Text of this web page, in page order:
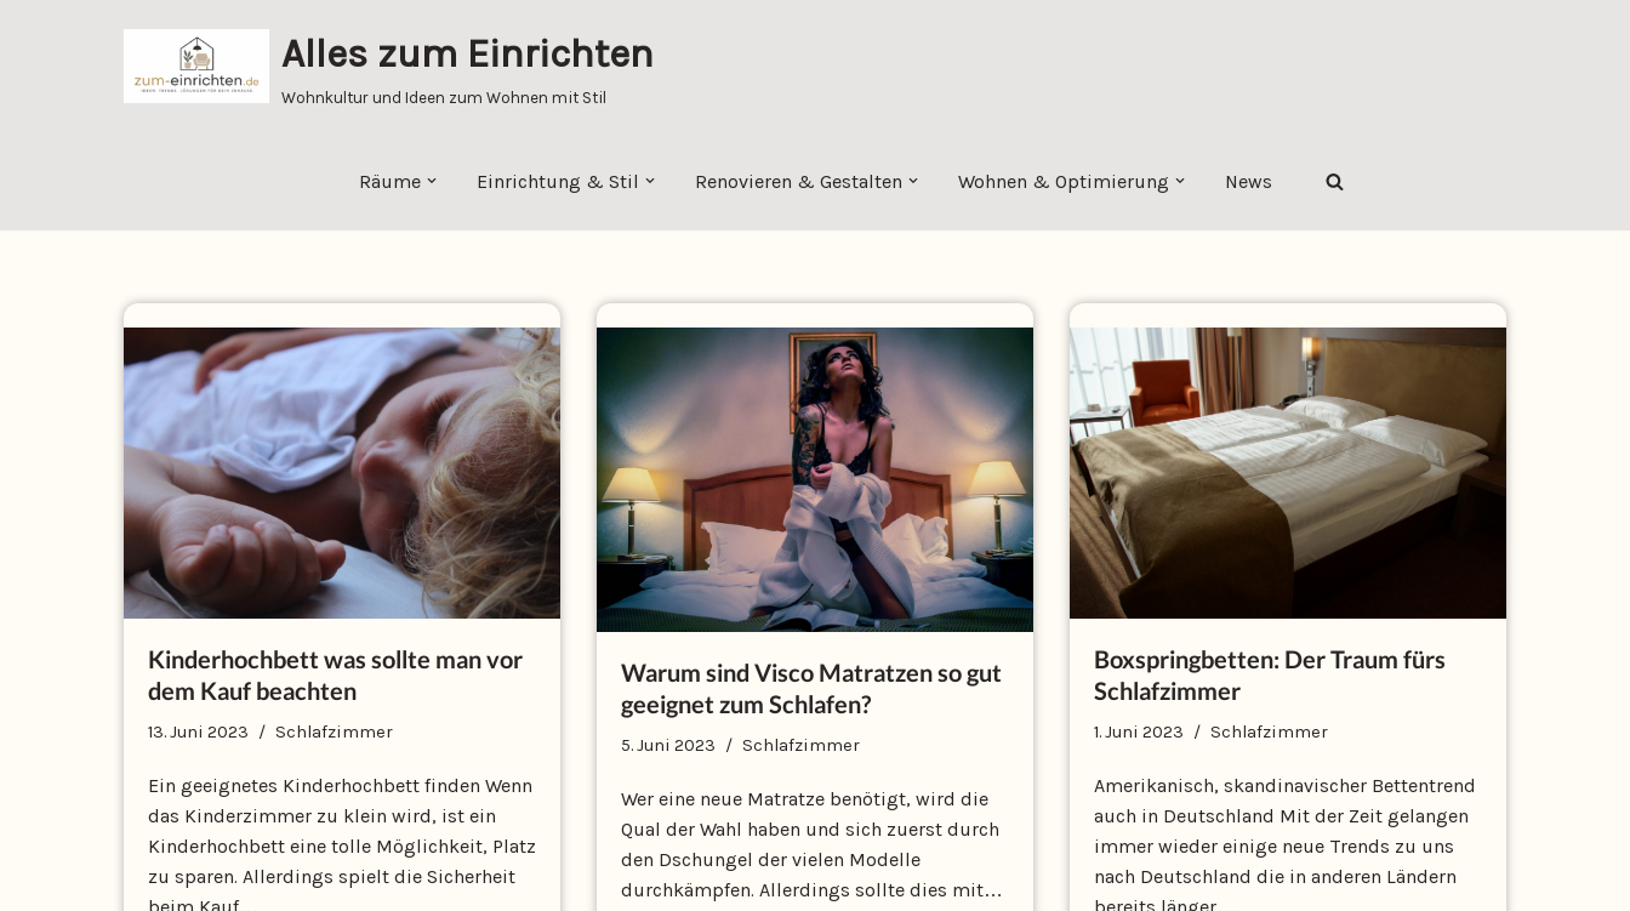
Alles zum Einrichten
Wohnkultur und Ideen zum Wohnen mit Stil
Räume Einrichtung & Stil Renovieren & Gestalten Wohnen & Optimierung News
Kinderhochbett was sollte man vor
dem Kauf beachten
13. Juni 2023 Schlafzimmer
Ein geeignetes Kinderhochbett finden Wenn
das Kinderzimmer zu klein wird, ist ein
Kinderhochbett eine tolle Möglichkeit, Platz
zu sparen. Allerdings spielt die Sicherheit
Warum sind Visco Matratzen so gut
geeignet zum Schlafen?
5. Juni 2023 Schlafzimmer
Wer eine neue Matratze benötigt, wird die
Qual der Wahl haben und sich zuerst durch
den Dschungel der vielen Modelle
durchkämpfen. Allerdings sollte dies mit…
Boxspringbetten: Der Traum fürs
Schlafzimmer
1. Juni 2023 Schlafzimmer
Amerikanisch, skandinavischer Bettentrend
auch in Deutschland Mit der Zeit gelangen
immer wieder einige neue Trends zu uns
nach Deutschland die in anderen Ländern
bereits länger…